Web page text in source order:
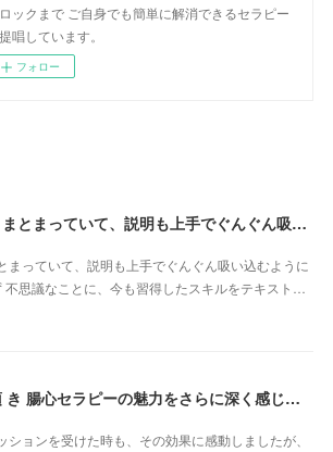
ックまで ご自身でも簡単に解消できるセラピー
唱しています。
フォロー
とてもわかりやすくまとまっていて、説明も上手でぐんぐん吸い込むように入ってきました（東京都・山田かおるさん）
まっていて、説明も上手でぐんぐん吸い込むように
不思議なことに、今も習得したスキルをテキスト…
講座に参加させて頂 き 腸心セラピーの魅力をさらに深く感じることが 出来ました（東京都・森由希子さん）
ションを受けた時も、その効果に感動しましたが、